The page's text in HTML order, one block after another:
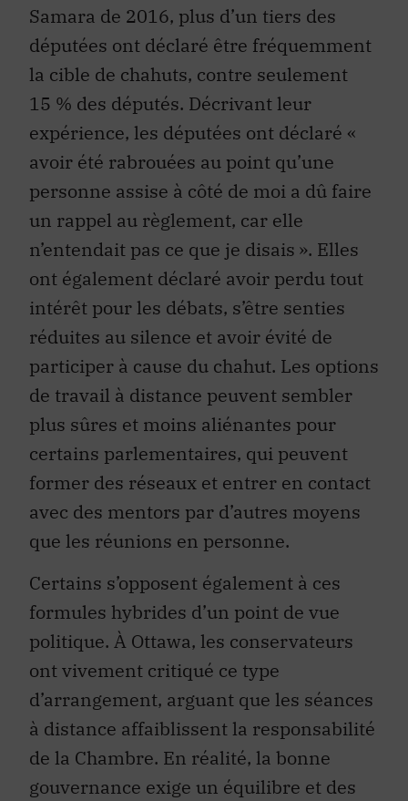
Samara de 2016, plus d’un tiers des
députées ont déclaré être fréquemment
la cible de chahuts, contre seulement
15 % des députés. Décrivant leur
expérience, les députées ont déclaré «
avoir été rabrouées au point qu’une
personne assise à côté de moi a dû faire
un rappel au règlement, car elle
n’entendait pas ce que je disais ». Elles
ont également déclaré avoir perdu tout
intérêt pour les débats, s’être senties
réduites au silence et avoir évité de
participer à cause du chahut. Les options
de travail à distance peuvent sembler
plus sûres et moins aliénantes pour
certains parlementaires, qui peuvent
former des réseaux et entrer en contact
avec des mentors par d’autres moyens
que les réunions en personne.
Certains s’opposent également à ces
formules hybrides d’un point de vue
politique. À Ottawa, les conservateurs
ont vivement critiqué ce type
d’arrangement, arguant que les séances
à distance affaiblissent la responsabilité
de la Chambre. En réalité, la bonne
gouvernance exige un équilibre et des